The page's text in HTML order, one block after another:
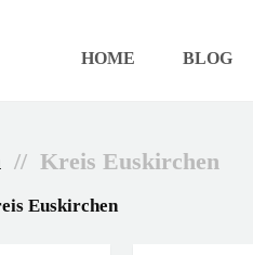
HOME BLOG
// Kreis Euskirchen
Euskirchen